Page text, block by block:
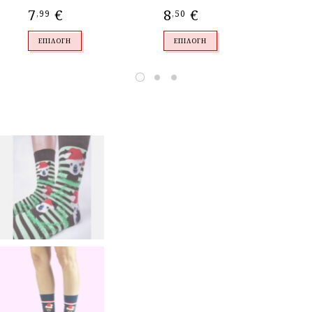
7,99 €
ΕΠΙΛΟΓΉ
8,50 €
ΕΠΙΛΟΓΉ